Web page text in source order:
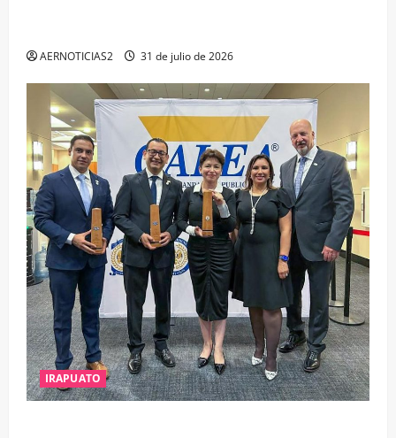
AERNOTICIAS2 31 de julio de 2026
IRAPUATO